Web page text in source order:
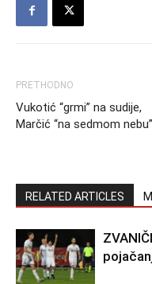
PRETHODNO
Vukotić “grmi” na sudije,
Marčić “na sedmom nebu”
RELATED ARTICLES